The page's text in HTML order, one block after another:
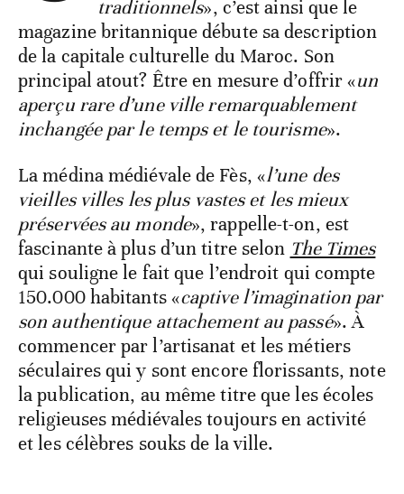
traditionnels», c’est ainsi que le
magazine britannique débute sa description
de la capitale culturelle du Maroc. Son
principal atout? Être en mesure d’offrir «un
aperçu rare d’une ville remarquablement
inchangée par le temps et le tourisme».
La médina médiévale de Fès, «l’une des
vieilles villes les plus vastes et les mieux
préservées au monde», rappelle-t-on, est
fascinante à plus d’un titre selon The Times
qui souligne le fait que l’endroit qui compte
150.000 habitants «captive l’imagination par
son authentique attachement au passé». À
commencer par l’artisanat et les métiers
séculaires qui y sont encore florissants, note
la publication, au même titre que les écoles
religieuses médiévales toujours en activité
et les célèbres souks de la ville.